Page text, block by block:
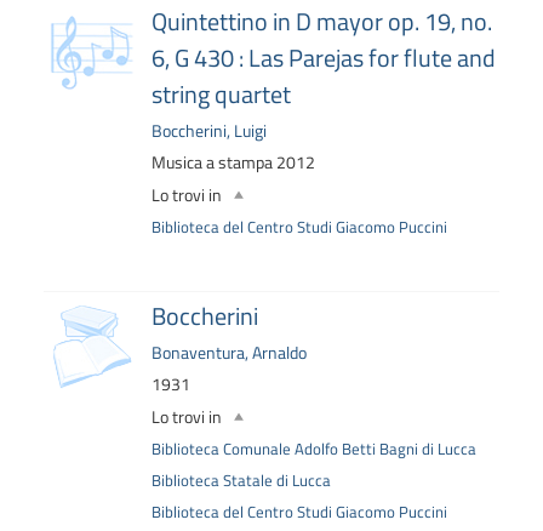
copertina
Quintettino in D mayor op. 19, no.
6, G 430 : Las Parejas for flute and
string quartet
Boccherini, Luigi
Musica a stampa2012
Lo trovi in
Biblioteca del Centro Studi Giacomo Puccini
copertina Boccherini
Bonaventura, Arnaldo
1931
Lo trovi in
Biblioteca Comunale Adolfo Betti Bagni di Lucca
Biblioteca Statale di Lucca
Biblioteca del Centro Studi Giacomo Puccini